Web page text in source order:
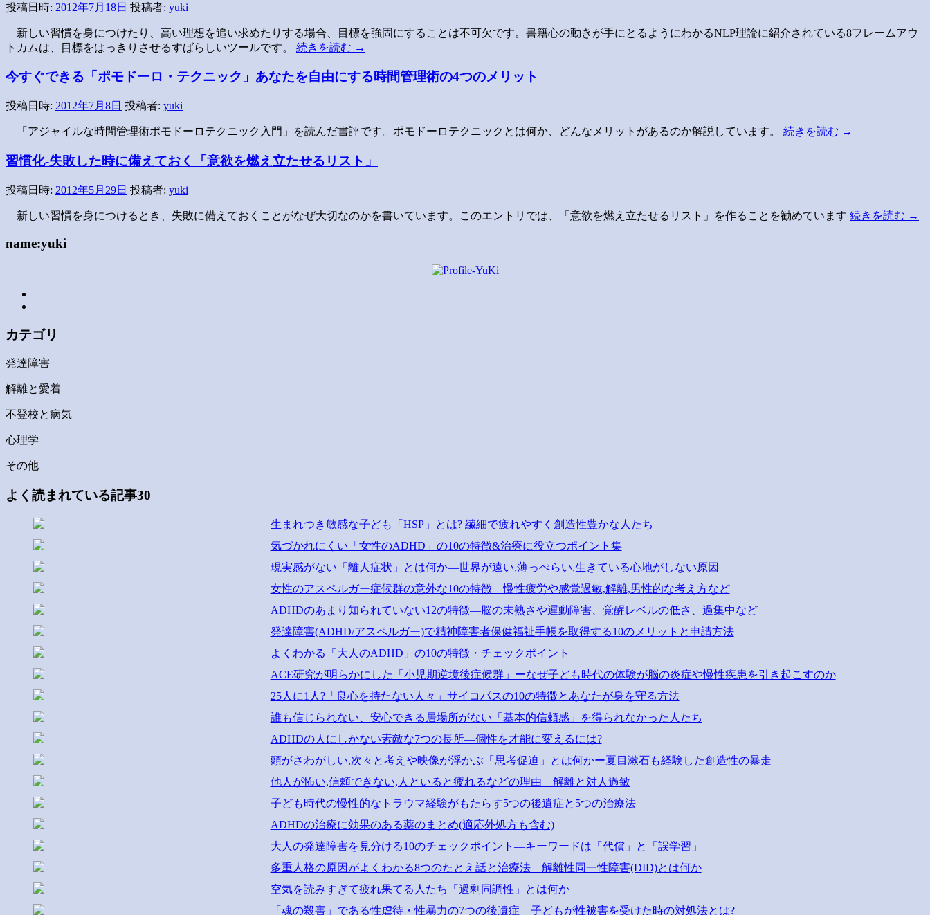
投稿日時: 2012年7月18日 投稿者: yuki
新しい習慣を身につけたり、高い理想を追い求めたりする場合、目標を強固にすることは不可欠です。書籍心の動きが手にとるようにわかるNLP理論に紹介されている8フレームアウ
トカムは、目標をはっきりさせるすばらしいツールです。 続きを読む →
今すぐできる「ポモドーロ・テクニック」あなたを自由にする時間管理術の4つのメリット
投稿日時: 2012年7月8日 投稿者: yuki
「アジャイルな時間管理術ポモドーロテクニック入門」を読んだ書評です。ポモドーロテクニックとは何か、どんなメリットがあるのか解説しています。 続きを読む →
習慣化-失敗した時に備えておく「意欲を燃え立たせるリスト」
投稿日時: 2012年5月29日 投稿者: yuki
新しい習慣を身につけるとき、失敗に備えておくことがなぜ大切なのかを書いています。このエントリでは、「意欲を燃え立たせるリスト」を作ることを勧めています 続きを読む →
name:yuki
カテゴリ
発達障害
解離と愛着
不登校と病気
心理学
その他
よく読まれている記事30
生まれつき敏感な子ども「HSP」とは? 繊細で疲れやすく創造性豊かな人たち
気づかれにくい「女性のADHD」の10の特徴&治療に役立つポイント集
現実感がない「離人症状」とは何か―世界が遠い,薄っぺらい,生きている心地がしない原因
女性のアスペルガー症候群の意外な10の特徴―慢性疲労や感覚過敏,解離,男性的な考え方など
ADHDのあまり知られていない12の特徴―脳の未熟さや運動障害、覚醒レベルの低さ、過集中など
発達障害(ADHD/アスペルガー)で精神障害者保健福祉手帳を取得する10のメリットと申請方法
よくわかる「大人のADHD」の10の特徴・チェックポイント
ACE研究が明らかにした「小児期逆境後症候群」ーなぜ子ども時代の体験が脳の炎症や慢性疾患を引き起こすのか
25人に1人?「良心を持たない人々」サイコパスの10の特徴とあなたが身を守る方法
誰も信じられない、安心できる居場所がない「基本的信頼感」を得られなかった人たち
ADHDの人にしかない素敵な7つの長所―個性を才能に変えるには?
頭がさわがしい,次々と考えや映像が浮かぶ「思考促迫」とは何かー夏目漱石も経験した創造性の暴走
他人が怖い,信頼できない,人といると疲れるなどの理由―解離と対人過敏
子ども時代の慢性的なトラウマ経験がもたらす5つの後遺症と5つの治療法
ADHDの治療に効果のある薬のまとめ(適応外処方も含む)
大人の発達障害を見分ける10のチェックポイント―キーワードは「代償」と「誤学習」
多重人格の原因がよくわかる8つのたとえ話と治療法―解離性同一性障害(DID)とは何か
空気を読みすぎて疲れ果てる人たち「過剰同調性」とは何か
「魂の殺害」である性虐待・性暴力の7つの後遺症―子どもが性被害を受けた時の対処法とは?